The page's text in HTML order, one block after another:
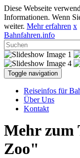
Diese Webseite
Informationen. Wenn
weiter. Mehr erfahren x
Bahnfahren.info
Toggle navigation
Reiseinfos für
Über Uns
Kontakt
Mehr zum
Zoo"